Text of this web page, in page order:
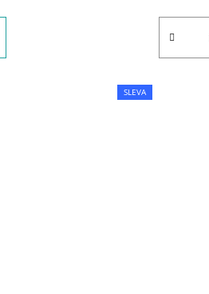
SLEVA